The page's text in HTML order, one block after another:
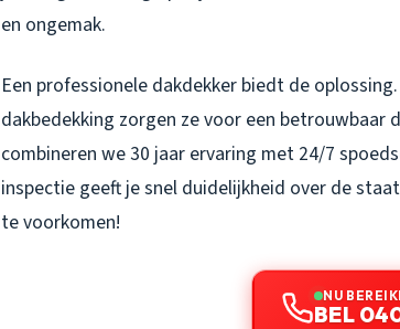
en ongemak.
Een professionele dakdekker biedt de
dakbedekking zorgen ze voor een betrouwbaar
combineren we 30 jaar ervaring met 24/7
inspectie geeft je snel duidelijkheid over de
te voorkomen!
NU
BEL